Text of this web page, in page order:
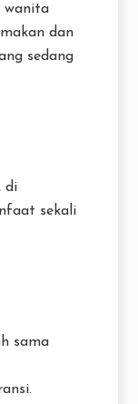
wanita
dan
sedang
di
sekali
sama